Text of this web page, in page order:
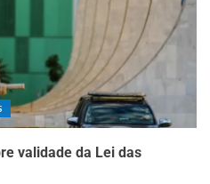
validade da Lei das